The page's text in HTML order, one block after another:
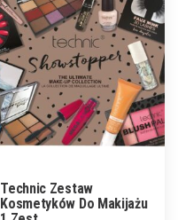
Technic Zestaw
Kosmetyków Do Makijażu